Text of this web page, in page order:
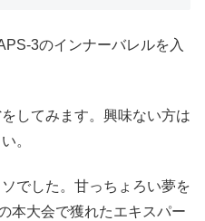
3のインナーバレルを入
してみます。興味ない方は
。
でした。甘っちょろい夢を
本大会で獲れたエキスパー